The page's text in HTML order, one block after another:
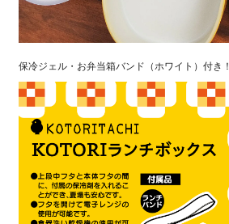
保冷ジェル・お弁当箱バンド（ホワイト）付き！